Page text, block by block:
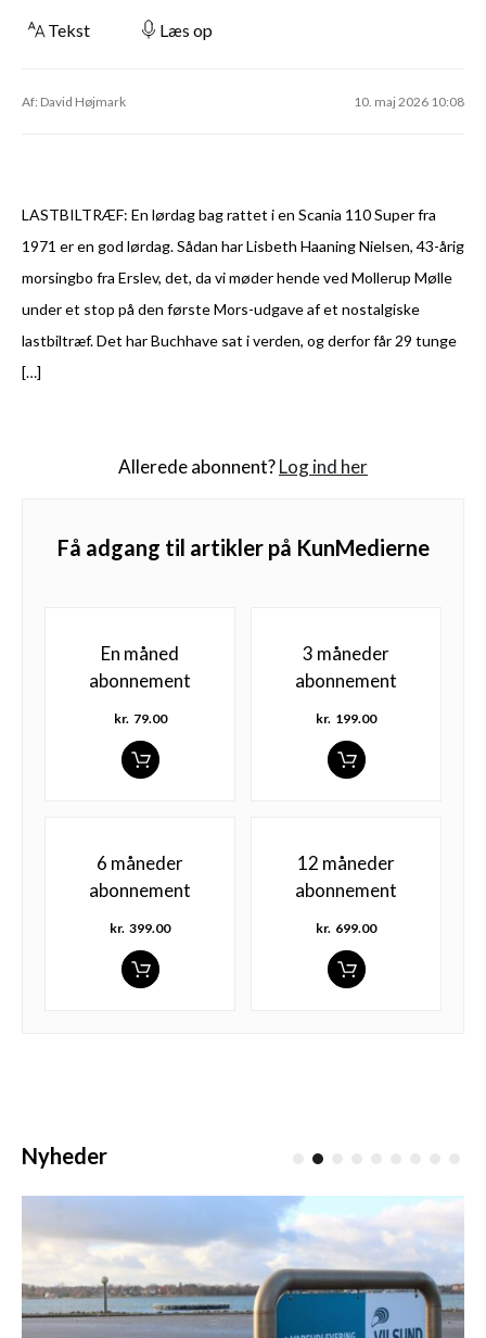
Tekst Læs op
Af: David Højmark 10. maj 2026 10:08
LASTBILTRÆF: En lørdag bag rattet i en Scania 110 Super fra
1971 er en god lørdag. Sådan har Lisbeth Haaning Nielsen, 43-årig
morsingbo fra Erslev, det, da vi møder hende ved Mollerup Mølle
under et stop på den første Mors-udgave af et nostalgiske
lastbiltræf. Det har Buchhave sat i verden, og derfor får 29 tunge
[…]
Allerede abonnent?Log ind her
Få adgang til artikler på KunMedierne
En måned
abonnement
kr. 79.00
3 måneder
abonnement
kr. 199.00
6 måneder
abonnement
kr. 399.00
12 måneder
abonnement
kr. 699.00
Nyheder